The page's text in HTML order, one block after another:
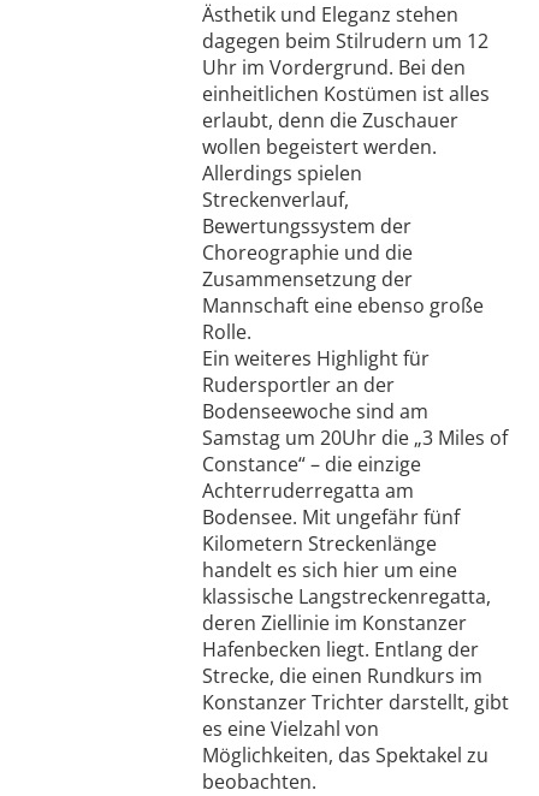
Ästhetik und Eleganz stehen
dagegen beim Stilrudern um 12
Uhr im Vordergrund. Bei den
einheitlichen Kostümen ist alles
erlaubt, denn die Zuschauer
wollen begeistert werden.
Allerdings spielen
Streckenverlauf,
Bewertungssystem der
Choreographie und die
Zusammensetzung der
Mannschaft eine ebenso große
Rolle.
Ein weiteres Highlight für
Rudersportler an der
Bodenseewoche sind am
Samstag um 20Uhr die „3 Miles of
Constance“ – die einzige
Achterruderregatta am
Bodensee. Mit ungefähr fünf
Kilometern Streckenlänge
handelt es sich hier um eine
klassische Langstreckenregatta,
deren Ziellinie im Konstanzer
Hafenbecken liegt. Entlang der
Strecke, die einen Rundkurs im
Konstanzer Trichter darstellt, gibt
es eine Vielzahl von
Möglichkeiten, das Spektakel zu
beobachten.